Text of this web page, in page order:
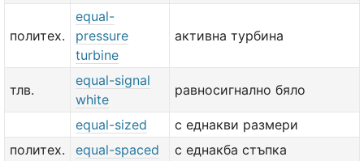
политех.
equal-
pressure
turbine
активна турбина
тлв.
equal-signal
white
равносигнално бяло
equal-sized
с еднакви размери
политех.
equal-spaced
с еднакба стъпка